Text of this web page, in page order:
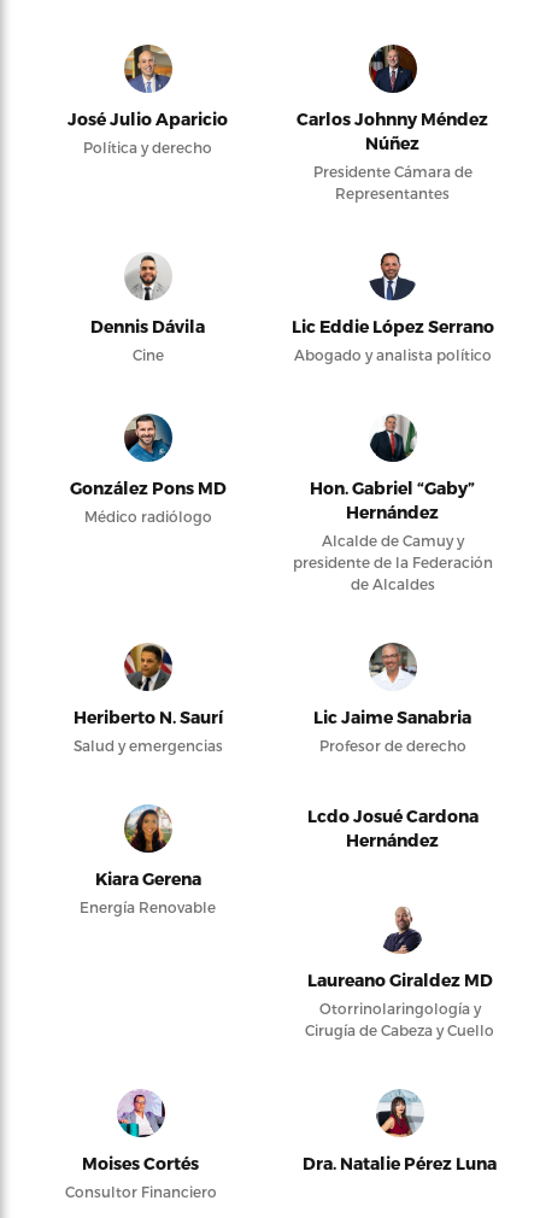
José Julio Aparicio
Política y derecho
Carlos Johnny Méndez
Núñez
Presidente Cámara de
Representantes
Dennis Dávila
Cine
Lic Eddie López Serrano
Abogado y analista político
González Pons MD
Médico radiólogo
Hon. Gabriel “Gaby”
Hernández
Alcalde de Camuy y
presidente de la Federación
de Alcaldes
Heriberto N. Saurí
Salud y emergencias
Lic Jaime Sanabria
Profesor de derecho
Kiara Gerena
Energía Renovable
Lcdo Josué Cardona
Hernández
Laureano Giraldez MD
Otorrinolaringología y
Cirugía de Cabeza y Cuello
Moises Cortés
Consultor Financiero
Dra. Natalie Pérez Luna